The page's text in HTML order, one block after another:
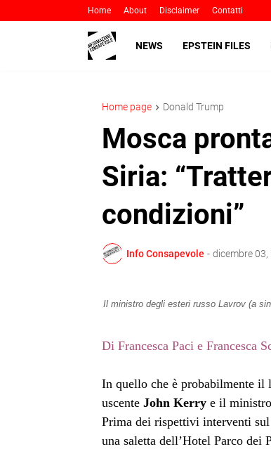
Home About Disclaimer Contatti
NEWS EPSTEIN FILES
Home page Donald Trump
Mosca
Siria:
condizioni”
Info Consapevole - dicembre 03,
Il ministro degli esteri russo Lavrov (a
Di Francesca Paci e Francesca
In quello che è probabilmente
uscente John Kerry e il
Prima dei rispettivi interventi
una saletta dell’Hotel Parco